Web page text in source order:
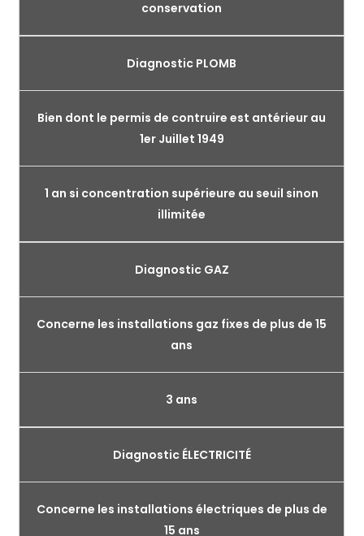
conservation
Diagnostic PLOMB
Bien dont le permis de contruire est antérieur au
1er Juillet 1949
1 an si concentration supérieure au seuil sinon
illimitée
Diagnostic GAZ
Concerne les installations gaz fixes de plus de 15
ans
3 ans
Diagnostic ÉLECTRICITÉ
Concerne les installations électriques de plus de
15 ans